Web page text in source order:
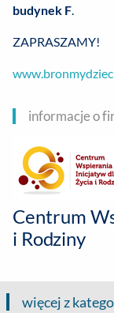
budynek F.
ZAPRASZAMY!
informacje o
Centrum
i Rodziny
więcej z